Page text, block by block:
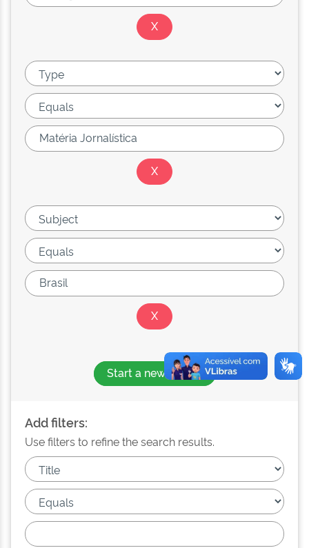
Start a new search
Add filters:
Use filters to refine the search results.